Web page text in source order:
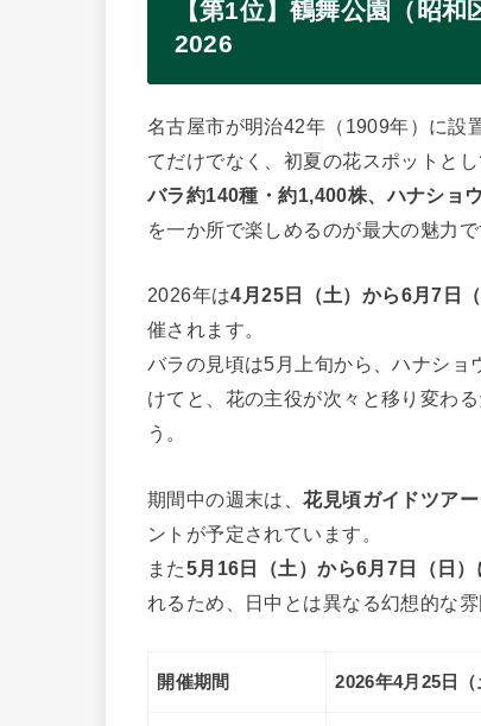
【第1位】鶴舞公園（昭
2026
名古屋市が明治42年（1909年）に設
てだけでなく、初夏の花スポットと
バラ約140種・約1,400株、ハナショ
を一か所で楽しめるのが最大の魅力で
2026年は4月25日（土）から6月7日
催されます。
バラの見頃は5月上旬から、ハナシ
けてと、花の主役が次々と移り変わ
う。
期間中の週末は、花見頃ガイドツア
ントが予定されています。
また5月16日（土）から6月7日（日
れるため、日中とは異なる幻想的な
開催期間 2026年4月25日（